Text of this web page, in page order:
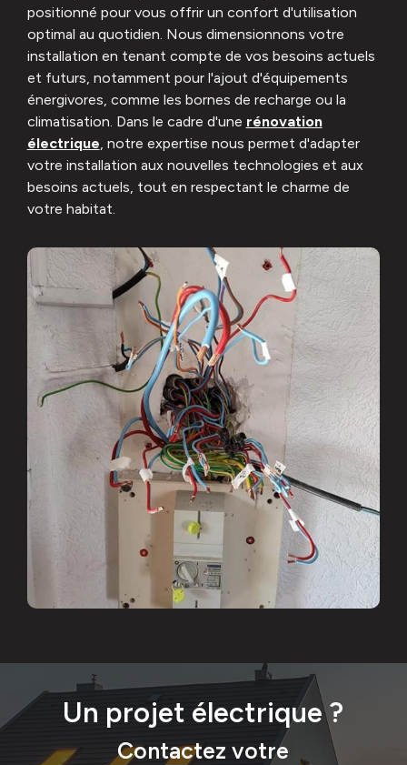
positionné pour vous offrir un confort d'utilisation
optimal au quotidien. Nous dimensionnons votre
installation en tenant compte de vos besoins actuels
et futurs, notamment pour l'ajout d'équipements
énergivores, comme les bornes de recharge ou la
climatisation. Dans le cadre d'une rénovation
électrique, notre expertise nous permet d'adapter
votre installation aux nouvelles technologies et aux
besoins actuels, tout en respectant le charme de
votre habitat.
Un projet électrique ?
Contactez votre